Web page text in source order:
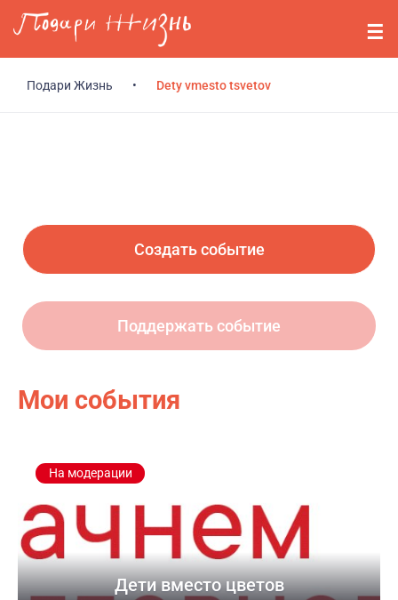
Перейти к основному содержанию
События
Войти
Подари Жизнь • Dety vmesto tsvetov
Создать событие
Поддержать событие
Мои события
На модерации
Дети вместо цветов